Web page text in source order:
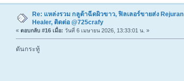
Re: แหล่งรวม กลูต้าฉีดผิวขาว, ฟิลเลอร์ขายส่ง Rejuran
Healer, ติดต่อ @725crafy
« ตอบกลับ #16 เมื่อ: วันที่ 6 เมษายน 2026, 13:33:01 น. »
ดันกระทู้